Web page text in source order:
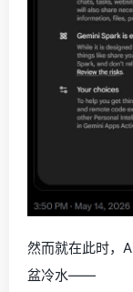
然而就在此时，
盆冷水——